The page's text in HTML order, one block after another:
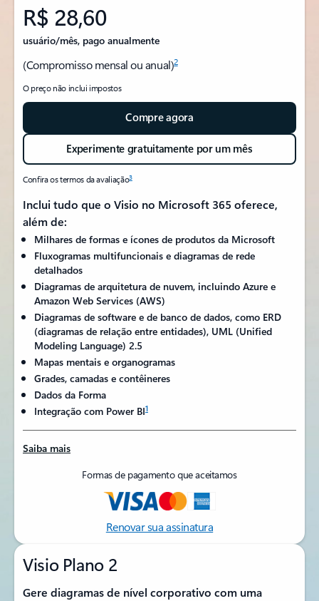
R$ 28,60
usuário/mês, pago anualmente
(Compromisso mensal ou anual)2
O preço não inclui impostos
Compre agora
Experimente gratuitamente por um mês
Confira os termos da avaliação3
Inclui tudo que o Visio no Microsoft 365 oferece,
além de:
Milhares de formas e ícones de produtos da Microsoft
Fluxogramas multifuncionais e diagramas de rede
detalhados
Diagramas de arquitetura de nuvem, incluindo Azure e
Amazon Web Services (AWS)
Diagramas de software e de banco de dados, como ERD
(diagramas de relação entre entidades), UML (Unified
Modeling Language) 2.5
Mapas mentais e organogramas
Grades, camadas e contêineres
Dados da Forma
Integração com Power BI1
Saiba mais
Formas de pagamento que aceitamos
Renovar sua assinatura
Visio Plano 2
Gere diagramas de nível corporativo com uma